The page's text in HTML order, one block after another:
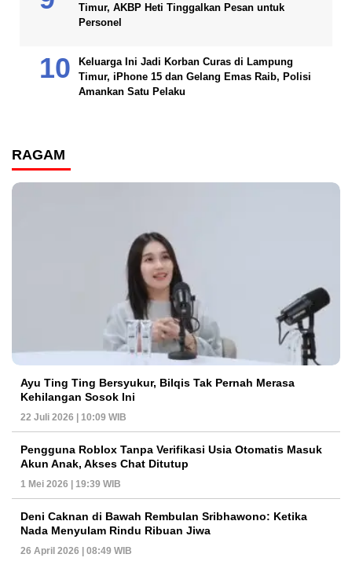
Timur, AKBP Heti Tinggalkan Pesan untuk
Personel
Keluarga Ini Jadi Korban Curas di Lampung
Timur, iPhone 15 dan Gelang Emas Raib, Polisi
Amankan Satu Pelaku
RAGAM
Ayu Ting Ting Bersyukur, Bilqis Tak Pernah Merasa
Kehilangan Sosok Ini
22 Juli 2026 | 10:09 WIB
Pengguna Roblox Tanpa Verifikasi Usia Otomatis Masuk
Akun Anak, Akses Chat Ditutup
1 Mei 2026 | 19:39 WIB
Deni Caknan di Bawah Rembulan Sribhawono: Ketika
Nada Menyulam Rindu Ribuan Jiwa
26 April 2026 | 08:49 WIB